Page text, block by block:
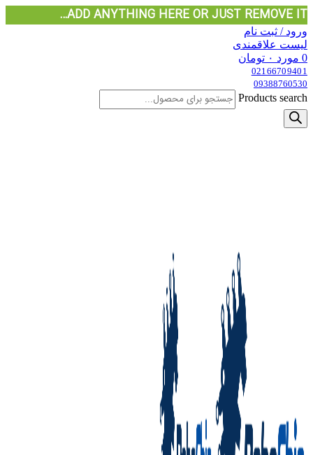
ADD ANYTHING HERE OR JUST REMOVE IT…
ورود / ثبت نام
لیست علاقمندی
0 مورد ۰ تومان
02166709401
09388760530
Products search